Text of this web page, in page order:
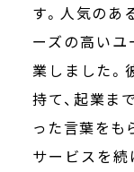
す。人気のあ
ーズの高い
業しました。
持て、起業ま
った言葉をも
サービスを